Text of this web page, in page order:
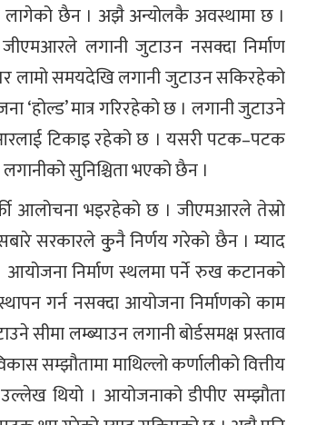
लागेको छैन । अझै अन्योलकै अवस्थामा छ ।
लगानी जुटाउन नसक्दा निर्माण
लामो समयदेखि लगानी जुटाउन सकिरहेको
मात्र गरिरहेको छ । लगानी जुटाउने
टिकाइ रहेको छ । यसरी पटक–पटक
सुनिश्चिता भएको छैन ।
आलोचना भइरहेको छ । जीएमआरले तेस्रो
सरकारले कुुनै निर्णय गरेको छैन । म्याद
निर्माण स्थलमा पर्ने रुख कटानको
गर्न नसक्दा आयोजना निर्माणको काम
लम्ब्याउन लगानी बोर्डसमक्ष प्रस्ताव
सम्झौतामा माथिल्लो कर्णालीको वित्तीय
थियो । आयोजनाको डीपीए सम्झौता